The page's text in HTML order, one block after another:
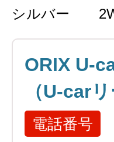
シルバー
ORIX U-
（U-car
電話番号